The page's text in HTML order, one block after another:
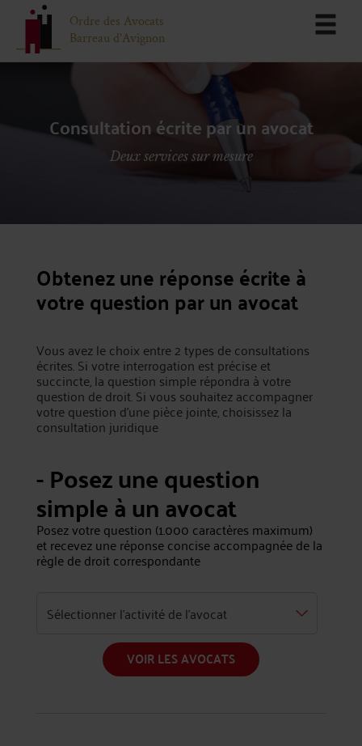
Ordre des Avocats
Barreau d'Avignon
Consultation écrite par un avocat
Deux services sur mesure
Obtenez une réponse écrite à
votre question par un avocat
Vous avez le choix entre 2 types de consultations
écrites. Si votre interrogation est précise et
succincte, la question simple répondra à votre
question de droit. Si vous souhaitez accompagner
votre question d’une pièce jointe, choisissez la
consultation juridique
- Posez une question
simple à un avocat
Posez votre question (1.000 caractères maximum)
et recevez une réponse concise accompagnée de la
règle de droit correspondante
VOIR LES AVOCATS